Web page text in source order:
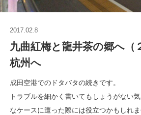
2017.02.8
九曲紅梅と龍井茶の郷へ（
杭州へ
成田空港でのドタバタの続きです。
トラブルを細かく書いてもしょうがない
なケースに遭った際には役立つかもしれ